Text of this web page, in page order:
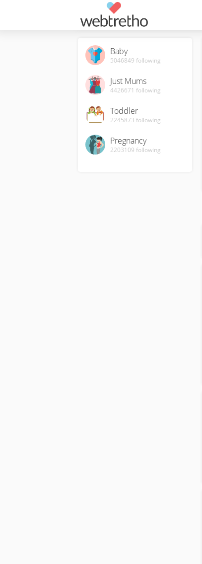
Baby
5046849 following
Just Mums
4426671 following
Toddler
2245873 following
Pregnancy
2203109 following